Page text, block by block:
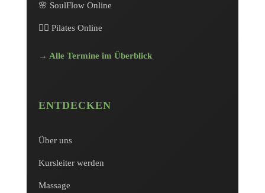
🌸 SoulFlow Online
🧘‍♀️ Pilates Online
→ Alle Termine im Überblick
ENTDECKEN
Über uns
Kursleiter werden
Massage